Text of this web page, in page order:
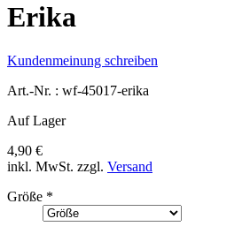
Erika
Kundenmeinung schreiben
Art.-Nr. : wf-45017-erika
Auf Lager
4,90 €
inkl. MwSt. zzgl. Versand
Größe *